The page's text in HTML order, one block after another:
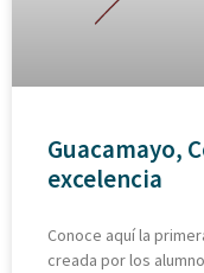
Guacamayo,
excelencia
Conoce aquí la
creada por los